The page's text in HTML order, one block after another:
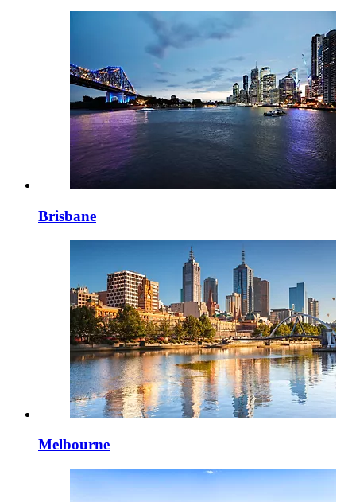
Brisbane
Melbourne